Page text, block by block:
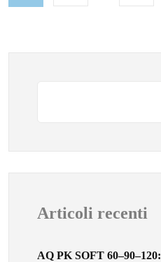
Articoli recenti
AQ PK SOFT 60–90–120: